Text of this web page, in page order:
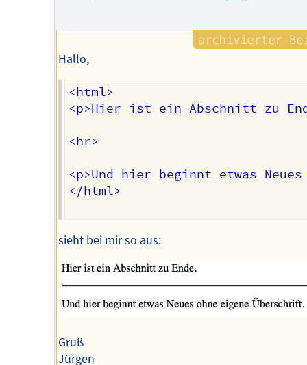
Autors
Hallo,
<html>
<p>Hier ist ein Abschnitt zu
<hr>
<p>Und hier beginnt etwas
</html>
sieht bei mir so aus:
Gruß
Jürgen